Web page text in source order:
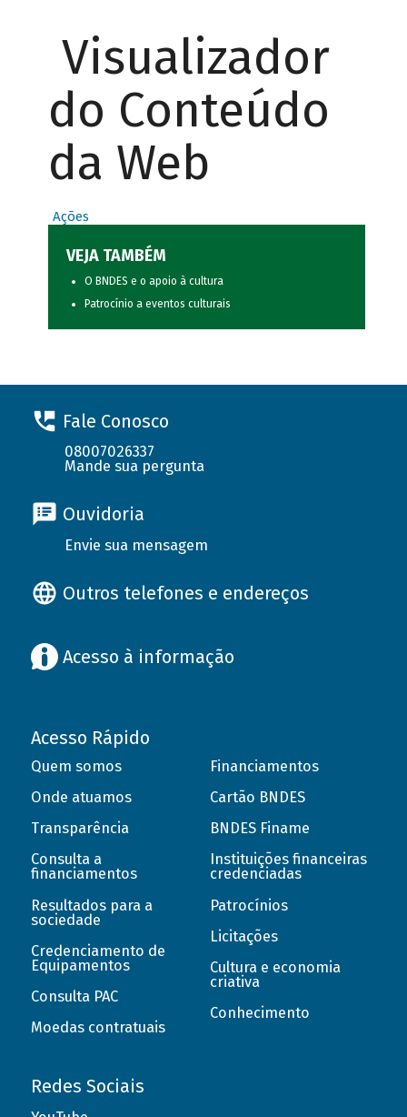
Visualizador
do Conteúdo
da Web
Ações
VEJA TAMBÉM
O BNDES e o apoio à cultura
Patrocínio a eventos culturais
Fale Conosco
08007026337
Mande sua pergunta
Ouvidoria
Envie sua mensagem
Outros telefones e endereços
Acesso à informação
Acesso Rápido
Quem somos
Onde atuamos
Transparência
Consulta a
financiamentos
Resultados para a
sociedade
Credenciamento de
Equipamentos
Consulta PAC
Moedas contratuais
Financiamentos
Cartão BNDES
BNDES Finame
Instituições financeiras
credenciadas
Patrocínios
Licitações
Cultura e economia
criativa
Conhecimento
Redes Sociais